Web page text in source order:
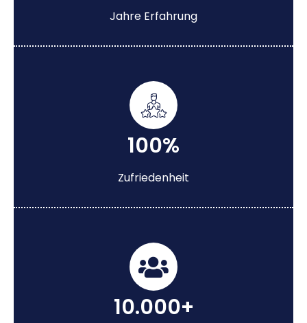
Jahre Erfahrung
100%
Zufriedenheit
10.000+